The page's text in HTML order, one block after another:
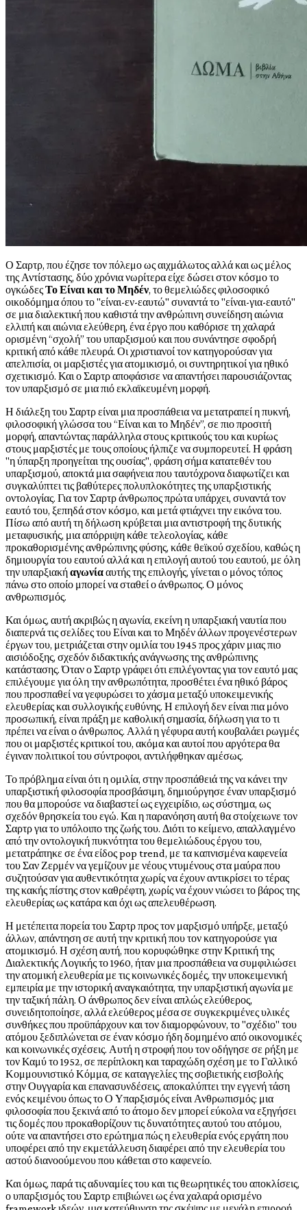
Ο Σαρτρ, που έζησε τον πόλεμο ως αιχμάλωτος αλλά και ως μέλος
της Αντίστασης, δύο χρόνια νωρίτερα είχε δώσει στον κόσμο το
ογκώδεςΤο Είναι και το Μηδέν, το θεμελιώδες φιλοσοφικό
οικοδόμημα όπου το "είναι-εν-εαυτώ" συναντά το "είναι-για-εαυτό"
σε μια διαλεκτική που καθιστά την ανθρώπινη συνείδηση αιώνια
ελλιπή και αιώνια ελεύθερη, ένα έργο που καθόρισε τη χαλαρά
ορισμένη “σχολή” του υπαρξισμού και που συνάντησε σφοδρή
κριτική από κάθε πλευρά. Οι χριστιανοί τον κατηγορούσαν για
απελπισία, οι μαρξιστές για ατομικισμό, οι συντηρητικοί για ηθικό
σχετικισμό. Και ο Σαρτρ αποφάσισε να απαντήσει παρουσιάζοντας
τον υπαρξισμό σε μια πιό εκλαϊκευμένη μορφή.
Η διάλεξη του Σαρτρ είναι μια προσπάθεια να μετατραπεί η πυκνή,
φιλοσοφική γλώσσα του “Είναι και το Μηδέν”, σε πιο προσιτή
μορφή, απαντώντας παράλληλα στους κριτικούς του και κυρίως
στους μαρξιστές με τους οποίους ήλπιζε να συμπορευτεί. Η φράση
"η ύπαρξη προηγείται της ουσίας", φράση σήμα κατατεθέν του
υπαρξισμού, αποκτά μια σαφήνεια που ταυτόχρονα διαφωτίζει και
συγκαλύπτει τις βαθύτερες πολυπλοκότητες της υπαρξιστικής
οντολογίας. Για τον Σαρτρ άνθρωπος πρώτα υπάρχει, συναντά τον
εαυτό του, ξεπηδά στον κόσμο, και μετά φτιάχνει την εικόνα του.
Πίσω από αυτή τη δήλωση κρύβεται μια αντιστροφή της δυτικής
μεταφυσικής, μια απόρριψη κάθε τελεολογίας, κάθε
προκαθορισμένης ανθρώπινης φύσης, κάθε θεϊκού σχεδίου, καθώς η
δημιουργία του εαυτού αλλά και η επιλογή αυτού του εαυτού, με όλη
την υπαρξιακήαγωνίααυτής της επιλογής, γίνεται ο μόνος τόπος
πάνω στο οποίο μπορεί να σταθεί ο άνθρωπος. Ο μόνος
ανθρωπισμός.
Και όμως, αυτή ακριβώς η αγωνία, εκείνη η υπαρξιακή ναυτία που
διαπερνά τις σελίδες του Είναι και το Μηδέν άλλων προγενέστερων
έργων του, μετριάζεται στην ομιλία του 1945 προς χάριν μιας πιο
αισιόδοξης, σχεδόν διδακτικής ανάγνωσης της ανθρώπινης
κατάστασης. Όταν ο Σαρτρ γράφει ότι επιλέγοντας για τον εαυτό μας
επιλέγουμε για όλη την ανθρωπότητα, προσθέτει ένα ηθικό βάρος
που προσπαθεί να γεφυρώσει το χάσμα μεταξύ υποκειμενικής
ελευθερίας και συλλογικής ευθύνης. Η επιλογή δεν είναι πια μόνο
προσωπική, είναι πράξη με καθολική σημασία, δήλωση για το τι
πρέπει να είναι ο άνθρωπος. Αλλά η γέφυρα αυτή κουβαλάει ρωγμές
που οι μαρξιστές κριτικοί του, ακόμα και αυτοί που αργότερα θα
έγιναν πολιτικοί του σύντροφοι, αντιλήφθηκαν αμέσως.
Το πρόβλημα είναι ότι η ομιλία, στην προσπάθειά της να κάνει την
υπαρξιστική φιλοσοφία προσβάσιμη, δημιούργησε έναν υπαρξισμό
που θα μπορούσε να διαβαστεί ως εγχειρίδιο, ως σύστημα, ως
σχεδόν θρησκεία του εγώ. Και η παρανόηση αυτή θα στοίχειωνε τον
Σαρτρ για το υπόλοιπο της ζωής του. Διότι το κείμενο, απαλλαγμένο
από την οντολογική πυκνότητα του θεμελιώδους έργου του,
μετατράπηκε σε ένα είδος pop trend, με τα καπνισμένα καφενεία
του Σαν Ζερμέν να γεμίζουν με νέους ντυμένους στα μαύρα που
συζητούσαν για αυθεντικότητα χωρίς να έχουν αντικρίσει το τέρας
της κακής πίστης στον καθρέφτη, χωρίς να έχουν νιώσει το βάρος της
ελευθερίας ως κατάρα και όχι ως απελευθέρωση.
Η μετέπειτα πορεία του Σαρτρ προς τον μαρξισμό υπήρξε, μεταξύ
άλλων, απάντηση σε αυτή την κριτική που τον κατηγορούσε για
ατομικισμό. Η σχέση αυτή, που κορυφώθηκε στην Κριτική της
Διαλεκτικής Λογικής το 1960, ήταν μια προσπάθεια να συμφιλιώσει
την ατομική ελευθερία με τις κοινωνικές δομές, την υποκειμενική
εμπειρία με την ιστορική αναγκαιότητα, την υπαρξιστική αγωνία με
την ταξική πάλη. Ο άνθρωπος δεν είναι απλώς ελεύθερος,
συνειδητοποίησε, αλλά ελεύθερος μέσα σε συγκεκριμένες υλικές
συνθήκες που προϋπάρχουν και τον διαμορφώνουν, το "σχέδιο" του
ατόμου ξεδιπλώνεται σε έναν κόσμο ήδη δομημένο από οικονομικές
και κοινωνικές σχέσεις. Αυτή η στροφή που τον οδήγησε σε ρήξη με
τον Καμύ το 1952, σε περίπλοκη και ταραχώδη σχέση με το Γαλλικό
Κομμουνιστικό Κόμμα, σε καταγγελίες της σοβιετικής εισβολής
στην Ουγγαρία και επανασυνδέσεις, αποκαλύπτει την εγγενή τάση
ενός κειμένου όπως το Ο Υπαρξισμός είναι Ανθρωπισμός: μια
φιλοσοφία που ξεκινά από το άτομο δεν μπορεί εύκολα να εξηγήσει
τις δομές που προκαθορίζουν τις δυνατότητες αυτού του ατόμου,
ούτε να απαντήσει στο ερώτημα πώς η ελευθερία ενός εργάτη που
υποφέρει από την εκμετάλλευση διαφέρει από την ελευθερία του
αστού διανοούμενου που κάθεται στο καφενείο.
Και όμως, παρά τις αδυναμίες του και τις θεωρητικές του αποκλίσεις,
ο υπαρξισμός του Σαρτρ επιβιώνει ως ένα χαλαρά ορισμένο